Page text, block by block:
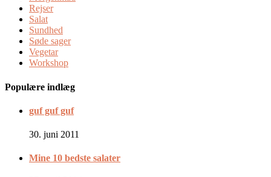
Rejser
Salat
Sundhed
Søde sager
Vegetar
Workshop
Populære indlæg
guf guf guf
30. juni 2011
Mine 10 bedste salater